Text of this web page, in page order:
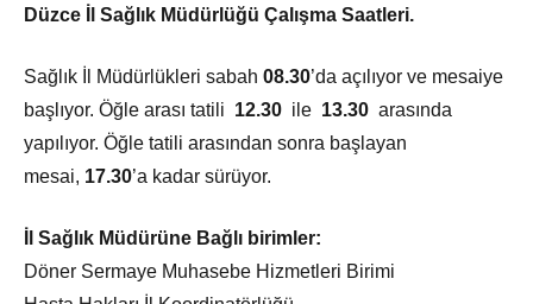
Düzce İl Sağlık Müdürlüğü Çalışma Saatleri.
Sağlık İl Müdürlükleri sabah 08.30’da açılıyor ve mesaiye
başlıyor. Öğle arası tatili 12.30 ile 13.30 arasında
yapılıyor. Öğle tatili arasından sonra başlayan
mesai, 17.30’a kadar sürüyor.
İl Sağlık Müdürüne Bağlı birimler:
Döner Sermaye Muhasebe Hizmetleri Birimi